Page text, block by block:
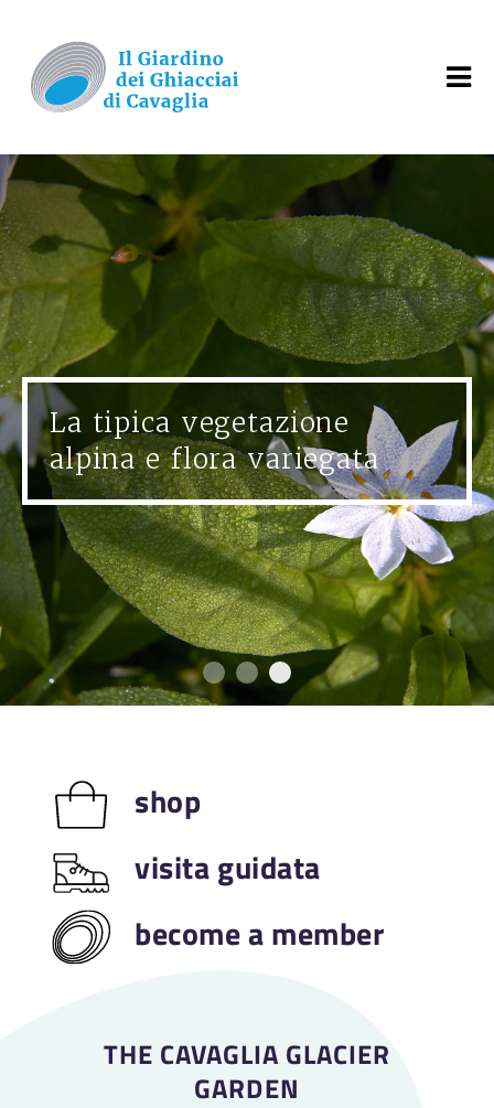
La tipica vegetazione
alpina e flora variegata
A gem of nature,
A pathway in the
La tipica
shop
visita guidata
become a member
THE CAVAGLIA GLACIER
GARDEN